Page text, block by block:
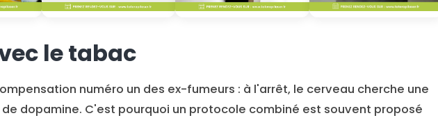
le tabac
numéro un des ex-fumeurs : à l'arrêt, le cerveau cherche une
dopamine. C'est pourquoi un protocole combiné est souvent proposé